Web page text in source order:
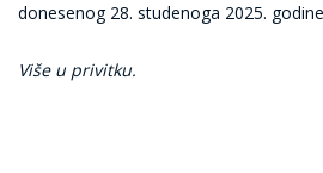
donesenog 28. studenoga 2025.
Više u privitku.